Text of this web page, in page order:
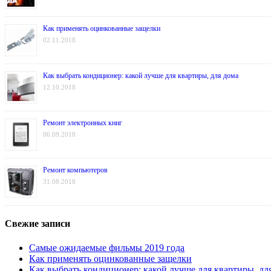
Как применять оцинкованные защелки
02.11.2018
Как выбрать кондиционер: какой лучше для квартиры, для дома
12.10.2018
Ремонт электронных книг
06.09.2018
Ремонт компьютеров
31.08.2018
Свежие записи
Самые ожидаемые фильмы 2019 года
Как применять оцинкованные защелки